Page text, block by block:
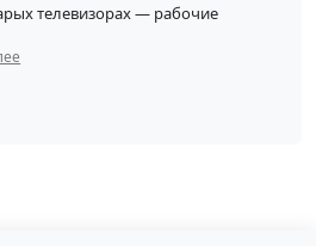
телевизорах — рабочие